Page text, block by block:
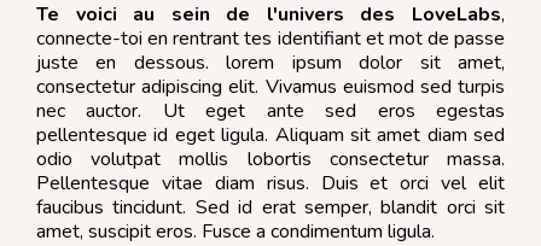
Te voici au sein de l'univers des LoveLabs,
connecte-toi en rentrant tes identifiant et mot de passe
juste en dessous. lorem ipsum dolor sit amet,
consectetur adipiscing elit. Vivamus euismod sed turpis
nec auctor. Ut eget ante sed eros egestas
pellentesque id eget ligula. Aliquam sit amet diam sed
odio volutpat mollis lobortis consectetur massa.
Pellentesque vitae diam risus. Duis et orci vel elit
faucibus tincidunt. Sed id erat semper, blandit orci sit
amet, suscipit eros. Fusce a condimentum ligula.